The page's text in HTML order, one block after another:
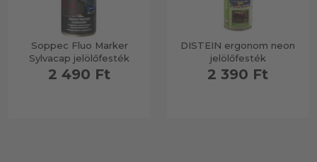
Soppec Fluo Marker
Sylvacap jelölőfesték
2 490 Ft
DISTEIN ergonom neon
jelölőfesték
2 390 Ft